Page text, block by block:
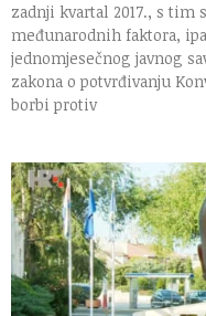
zadnji kvartal 2017., s tim
međunarodnih faktora,
jednomjesečnog javnog
zakona o potvrđivanju
borbi protiv